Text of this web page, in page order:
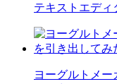
テキストエディ
ヨーグルトメー